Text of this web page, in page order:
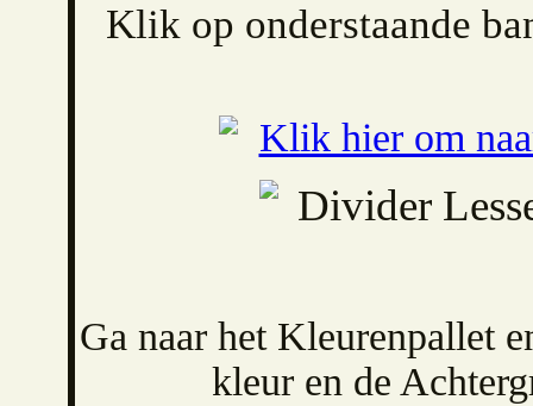
Klik op onderstaande
Ga naar het Kleurenpallet
kleur en de